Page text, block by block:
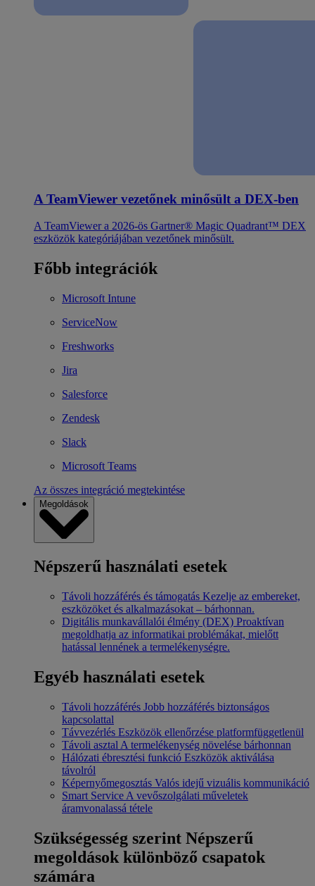
A TeamViewer vezetőnek minősült a DEX-ben
A TeamViewer a 2026-ös Gartner® Magic Quadrant™ DEX
eszközök kategóriájában vezetőnek minősült.
Főbb integrációk
Microsoft Intune
ServiceNow
Freshworks
Jira
Salesforce
Zendesk
Slack
Microsoft Teams
Az összes integráció megtekintése
Megoldások
Népszerű használati esetek
Távoli hozzáférés és támogatás Kezelje az embereket,
eszközöket és alkalmazásokat – bárhonnan.
Digitális munkavállalói élmény (DEX) Proaktívan
megoldhatja az informatikai problémákat, mielőtt
hatással lennének a termelékenységre.
Egyéb használati esetek
Távoli hozzáférés Jobb hozzáférés biztonságos
kapcsolattal
Távvezérlés Eszközök ellenőrzése platformfüggetlenül
Távoli asztal A termelékenység növelése bárhonnan
Hálózati ébresztési funkció Eszközök aktiválása
távolról
Képernyőmegosztás Valós idejű vizuális kommunikáció
Smart Service A vevőszolgálati műveletek
áramvonalassá tétele
Szükségesség szerint Népszerű
megoldások különböző csapatok
számára